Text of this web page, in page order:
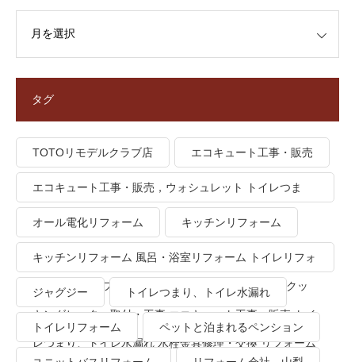
タグ
TOTOリモデルクラブ店 エコキュート工事・販売
エコキュート工事・販売，ウォシュレット トイレつま
り、トイレ水漏れ
オール電化リフォーム キッチンリフォーム
キッチンリフォーム 風呂・浴室リフォーム トイレリフォ
ーム 洗面所リフォーム オール電化リフォーム ＩＨクッ
キングヒーター取付・工事 エコキュート工事・販売 トイ
レつまり、トイレ水漏れ 水栓金具修理・交換 リフォーム
ジャグジー トイレつまり、トイレ水漏れ
トイレリフォーム ペットと泊まれるペンション